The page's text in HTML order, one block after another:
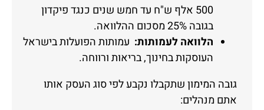
500 אלף ש"ח עד חמש שנים כנגד פיקדון
בגובה 25% מסכום ההלוואה.
הלוואה לעמותות: עמותות הפועלות בישראל
העוסקות בחינוך, בריאות ורווחה.
גובה המימון שתקבלו נקבע לפי סוג העסק אותו
אתם מנהלים: